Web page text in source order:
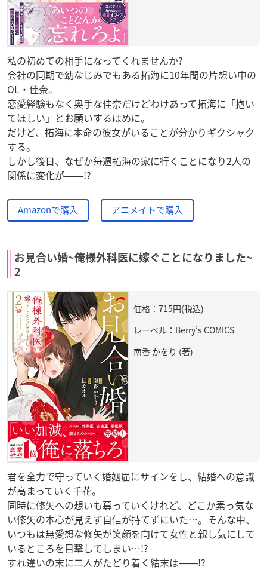
私の初めての相手になってくれませんか?
会社の同期で幼なじみでもある拓海に10年間の片想い中の
OL・佳奈。
恋愛経験もなく奥手な佳奈だけどわけあって拓海に「抱い
てほしい」とお願いするはめに。
だけど、拓海に本命の彼女がいることが分かりギクシャク
する。
しかし後日、なぜか毎週拓海の家に行くことになり2人の
関係に変化が――!?
Amazonで購入 アニメイトで購入
お見合い婚~俺様外科医に嫁ぐことになりました~
2
価格：715円(税込)
レーベル：Berry’s COMICS
南香 かをり (著)
君を全力で守っていく婚姻届にサインをし、結婚への意識
が高まっていく千花。
同時に修矢への想いも募っていくけれど、どこか素っ気な
い修矢の本心が見えず自信が持てずにいた…。そんな中、
いつもは無愛想な修矢が笑顔を向けて女性と親し気にして
いるところを目撃してしまい…!?
すれ違いの末に二人がたどり着く結末は――!?